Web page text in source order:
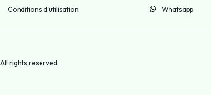
Conditions d'utilisation
Whatsapp
All rights reserved.